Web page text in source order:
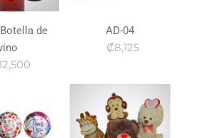
de
AD-04
₡8,125